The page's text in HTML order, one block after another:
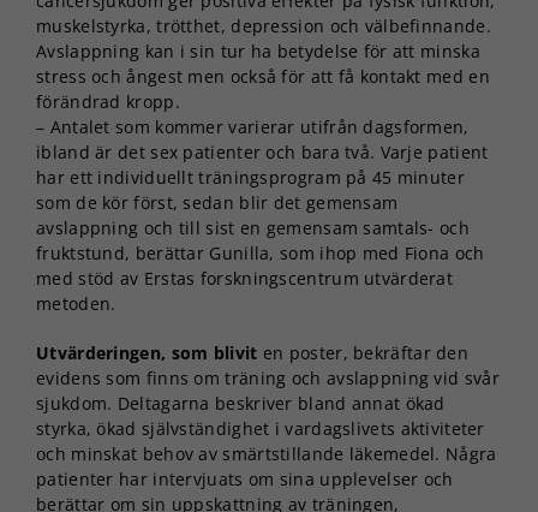
muskelstyrka, trötthet, depression och välbefinnande.
Avslappning kan i sin tur ha betydelse för att minska
stress och ångest men också för att få kontakt med en
förändrad kropp.
– Antalet som kommer varierar utifrån dagsformen,
ibland är det sex patienter och bara två. Varje patient
har ett individuellt träningsprogram på 45 minuter
som de kör först, sedan blir det gemensam
avslappning och till sist en gemensam samtals- och
fruktstund, berättar Gunilla, som ihop med Fiona och
med stöd av Erstas forskningscentrum utvärderat
metoden.
Utvärderingen, som blivit en poster, bekräftar den
evidens som finns om träning och avslappning vid svår
sjukdom. Deltagarna beskriver bland annat ökad
styrka, ökad självständighet i vardagslivets aktiviteter
och minskat behov av smärtstillande läkemedel. Några
patienter har intervjuats om sina upplevelser och
berättar om sin uppskattning av träningen,